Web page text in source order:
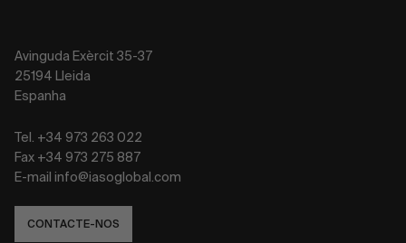
Avinguda Exèrcit 35-37
25194 Lleida
Espanha
Tel. +34 973 263 022
Fax +34 973 275 887
E-mail info@iasoglobal.com
CONTACTE-NOS